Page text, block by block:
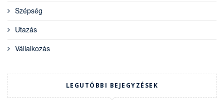
Szépség
Utazás
Vállalkozás
LEGUTÓBBI BEJEGYZÉSEK